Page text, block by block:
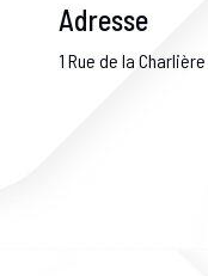
Adresse
1 Rue de la Charlière